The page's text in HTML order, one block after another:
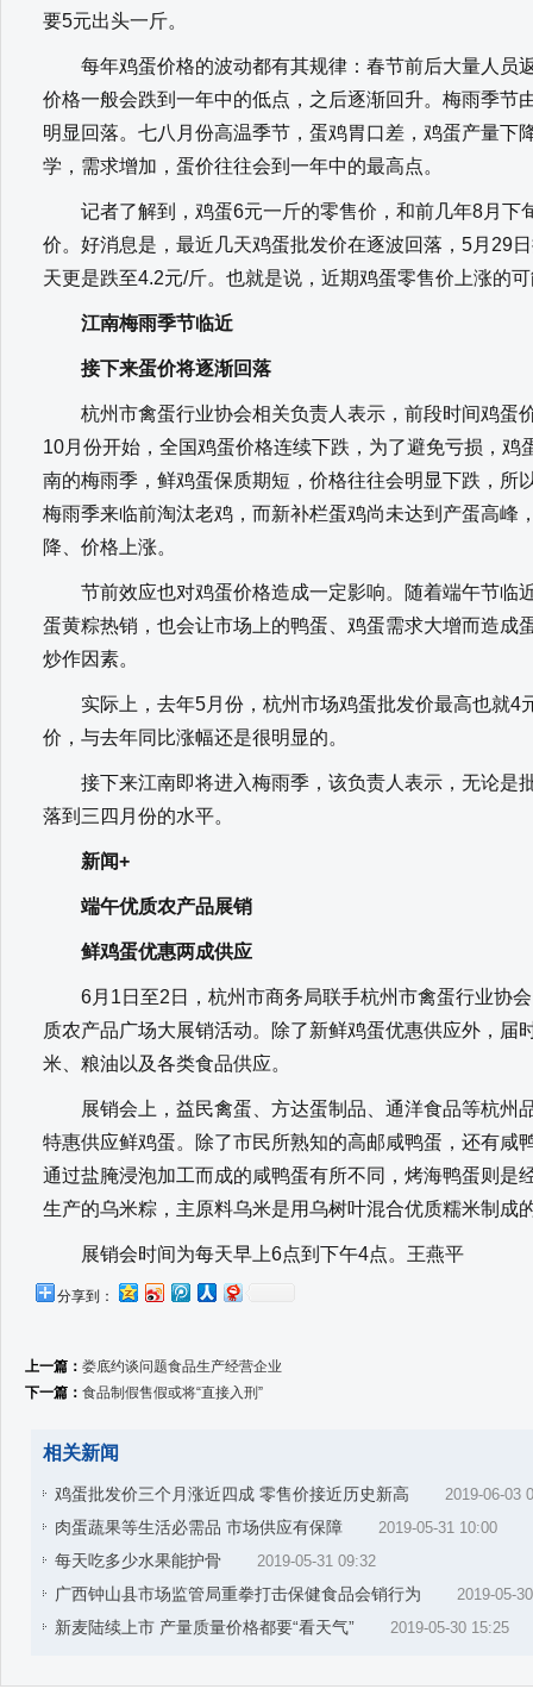
要5元出头一斤。
每年鸡蛋价格的波动都有其规律：春节前后大量人员
价格一般会跌到一年中的低点，之后逐渐回升。梅雨季节
明显回落。七八月份高温季节，蛋鸡胃口差，鸡蛋产量下
学，需求增加，蛋价往往会到一年中的最高点。
记者了解到，鸡蛋6元一斤的零售价，和前几年8月下
价。好消息是，最近几天鸡蛋批发价在逐波回落，5月29
天更是跌至4.2元/斤。也就是说，近期鸡蛋零售价上涨的
江南梅雨季节临近
接下来蛋价将逐渐回落
杭州市禽蛋行业协会相关负责人表示，前段时间鸡蛋
10月份开始，全国鸡蛋价格连续下跌，为了避免亏损，鸡
南的梅雨季，鲜鸡蛋保质期短，价格往往会明显下跌，所
梅雨季来临前淘汰老鸡，而新补栏蛋鸡尚未达到产蛋高峰
降、价格上涨。
节前效应也对鸡蛋价格造成一定影响。随着端午节临
蛋黄粽热销，也会让市场上的鸭蛋、鸡蛋需求大增而造成
炒作因素。
实际上，去年5月份，杭州市场鸡蛋批发价最高也就4
价，与去年同比涨幅还是很明显的。
接下来江南即将进入梅雨季，该负责人表示，无论是
落到三四月份的水平。
新闻+
端午优质农产品展销
鲜鸡蛋优惠两成供应
6月1日至2日，杭州市商务局联手杭州市禽蛋行业协会
质农产品广场大展销活动。除了新鲜鸡蛋优惠供应外，届
米、粮油以及各类食品供应。
展销会上，益民禽蛋、方达蛋制品、通洋食品等杭州
特惠供应鲜鸡蛋。除了市民所熟知的高邮咸鸭蛋，还有咸
通过盐腌浸泡加工而成的咸鸭蛋有所不同，烤海鸭蛋则是
生产的乌米粽，主原料乌米是用乌树叶混合优质糯米制成
展销会时间为每天早上6点到下午4点。王燕平
分享到：
上一篇： 娄底约谈问题食品生产经营企业
下一篇： 食品制假售假或将“直接入刑”
相关新闻
鸡蛋批发价三个月涨近四成 零售价接近历史新高 2019-06-03
肉蛋蔬果等生活必需品 市场供应有保障 2019-05-31 10:00
每天吃多少水果能护骨 2019-05-31 09:32
广西钟山县市场监管局重拳打击保健食品会销行为 2019-05-
新麦陆续上市 产量质量价格都要“看天气” 2019-05-30 15:25